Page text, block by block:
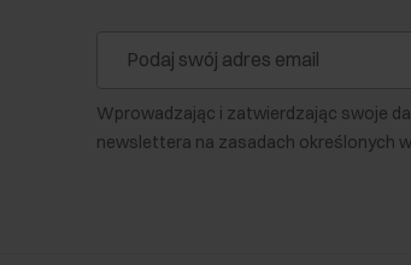
Wprowadzając i zatwierdzając swoje
newslettera na zasadach określonych w